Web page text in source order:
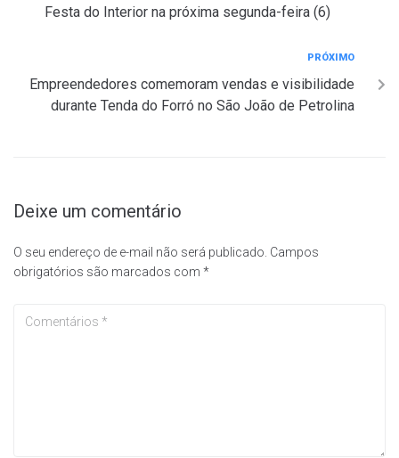
Festa do Interior na próxima segunda-feira (6)
PRÓXIMO
Empreendedores comemoram vendas e visibilidade
durante Tenda do Forró no São João de Petrolina
Deixe um comentário
O seu endereço de e-mail não será publicado. Campos
obrigatórios são marcados com *